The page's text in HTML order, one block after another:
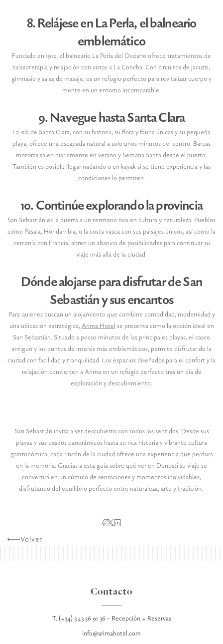
8. Relájese en La Perla, el balneario
emblemático
Fundado en 1912, el balneario La Perla del Océano ofrece tratamientos de
talasoterapia y relajación con vistas a La Concha. Con circuitos de jacuzzi,
gimnasio y salas de masaje, es un refugio perfecto para revitalizar cuerpo y
mente en un entorno incomparable.
9. Navegue hasta Santa Clara
La isla de Santa Clara, con su historia, su flora y fauna únicas y su pequeña
playa, ofrece una escapada natural a solo unos minutos del centro. Barcas
motoras salen diariamente en verano y Semana Santa desde el puerto.
También es posible llegar nadando o en kayak si se tiene experiencia y las
condiciones lo permiten.
10. Continúe explorando la provincia
San Sebastián es la puerta a un territorio rico en cultura y naturaleza. Pueblos
como Pasaia, Hondarribia, o la costa vasca con sus paisajes únicos, así como la
cercanía con Francia, abren un abanico de posibilidades para continuar su
viaje más allá de la ciudad.
Dónde alojarse para disfrutar de San
Sebastián y sus encantos
Para quienes buscan un alojamiento que combine comodidad, modernidad y
una ubicación estratégica,Arima Hotel se presenta como la opción ideal en
San Sebastián. Situado a pocos minutos de las principales playas, el casco
antiguo y los puntos de interés más emblemáticos, permite disfrutar de la
ciudad con facilidad y tranquilidad. Los espacios diseñados para el confort y la
relajación convierten a Arima en un refugio perfecto tras un día de
exploración y descubrimiento.
San Sebastián invita a ser descubierto con todos los sentidos. Desde sus
playas y sus paseos panorámicos hasta su rica historia y vibrante cultura
gastronómica, cada rincón de la ciudad ofrece una experiencia que perdura
en la memoria. Gracias a esta guía sobre qué ver en Donosti su viaje se
convertirá en un cúmulo de sensaciones y momentos inolvidables,
disfrutando del equilibrio perfecto entre naturaleza, arte y tradición.
Volver
Contacto
T. (+34) 943 56 91 36 - Recepción + Reservas
info@arimahotel.com